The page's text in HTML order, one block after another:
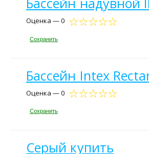
Оценка — 0
Сохранить
Бассейн Intex
Оценка — 0
Сохранить
Серый купить